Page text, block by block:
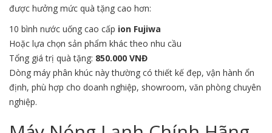
được hưởng mức quà tặng cao hơn:
10 bình nước uống cao cấp ion Fujiwa
Hoặc lựa chọn sản phẩm khác theo nhu cầu
Tổng giá trị quà tặng: 850.000 VNĐ
Dòng máy phân khúc này thường có thiết kế đẹp, vận hành ổn
định, phù hợp cho doanh nghiệp, showroom, văn phòng chuyên
nghiệp.